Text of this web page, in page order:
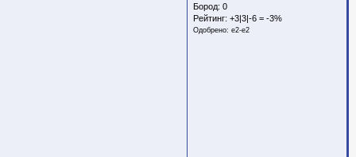
Бород: 0
Рейтинг: +3|3|-6 = -3%
Одобрено: e2-e2